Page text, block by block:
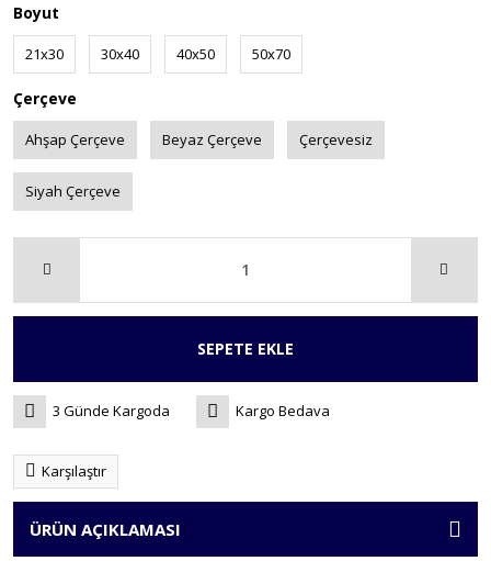
Boyut
21x30 30x40 40x50 50x70
Çerçeve
Ahşap Çerçeve Beyaz Çerçeve Çerçevesiz
Siyah Çerçeve
SEPETE EKLE
3 Günde Kargoda Kargo Bedava
Karşılaştır
ÜRÜN AÇIKLAMASI